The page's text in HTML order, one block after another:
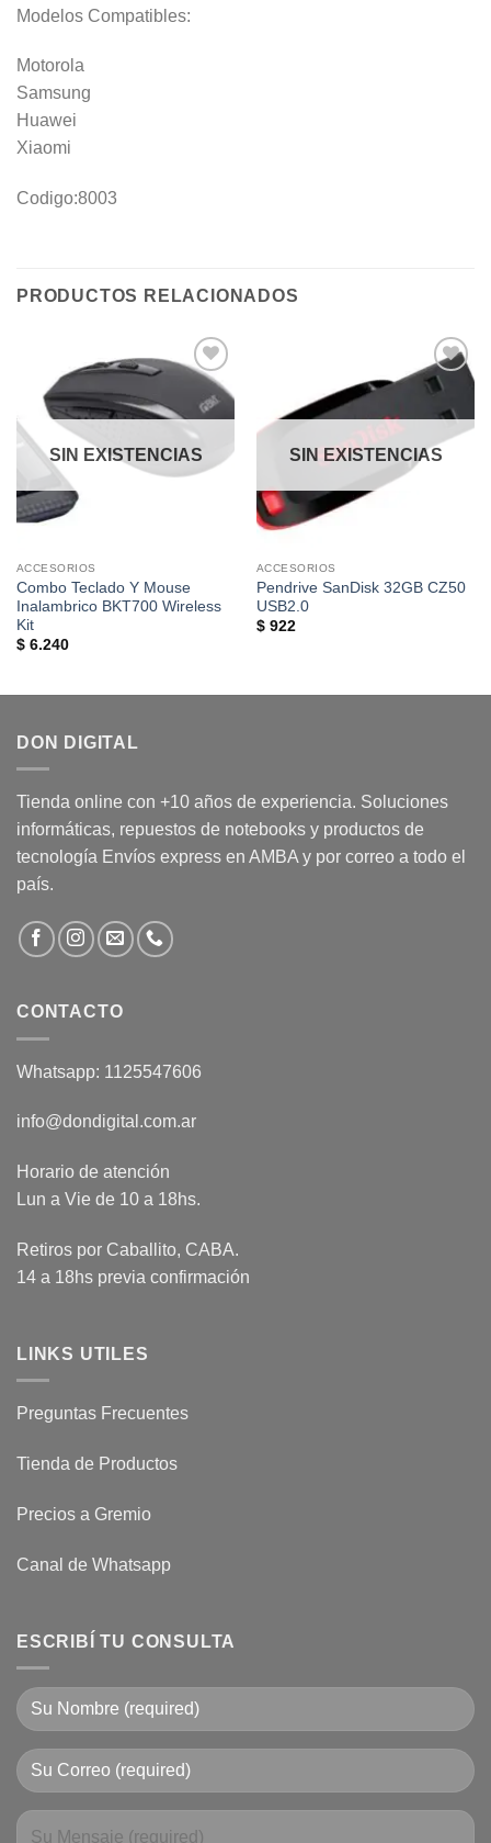
Modelos Compatibles:
Motorola
Samsung
Huawei
Xiaomi
Codigo:8003
PRODUCTOS RELACIONADOS
Añadir
a la
lista de
deseos
SIN EXISTENCIAS
ACCESORIOS
Combo Teclado Y Mouse
Inalambrico BKT700 Wireless
Kit
$6.240
Añadir
lista de
deseos
SIN EXISTENCIAS
ACCESORIOS
Pendrive SanDisk 32GB CZ50
USB2.0
$922
DON DIGITAL
Tienda online con +10 años de experiencia. Soluciones
informáticas, repuestos de notebooks y productos de
tecnología Envíos express en AMBA y por correo a todo el
país.
CONTACTO
Whatsapp: 1125547606
info@dondigital.com.ar
Horario de atención
Lun a Vie de 10 a 18hs.
Retiros por Caballito, CABA.
14 a 18hs previa confirmación
LINKS UTILES
Preguntas Frecuentes
Tienda de Productos
Precios a Gremio
Canal de Whatsapp
ESCRIBÍ TU CONSULTA